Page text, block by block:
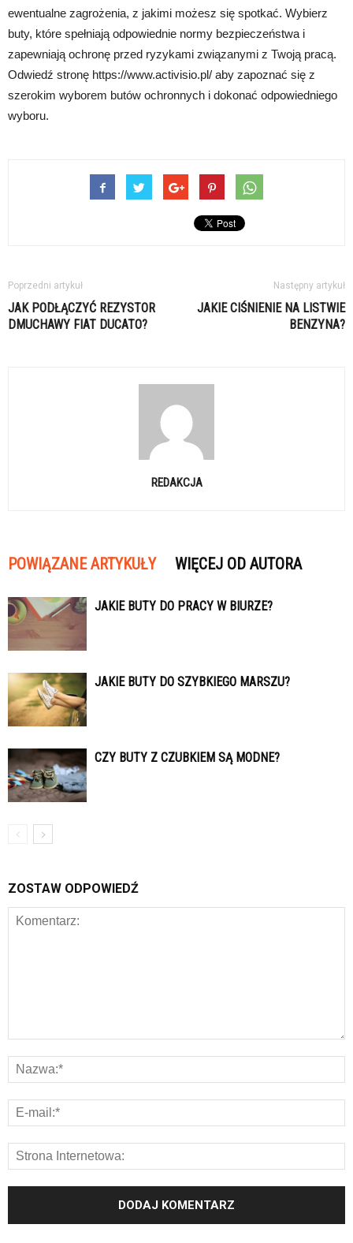
ewentualne zagrożenia, z jakimi możesz się spotkać. Wybierz
buty, które spełniają odpowiednie normy bezpieczeństwa i
zapewniają ochronę przed ryzykami związanymi z Twoją pracą.
Odwiedź stronę https://www.activisio.pl/ aby zapoznać się z
szerokim wyborem butów ochronnych i dokonać odpowiedniego
wyboru.
Poprzedni artykuł
JAK PODŁĄCZYĆ REZYSTOR
DMUCHAWY FIAT DUCATO?
Następny artykuł
JAKIE CIŚNIENIE NA LISTWIE
BENZYNA?
REDAKCJA
POWIĄZANE ARTYKUŁY WIĘCEJ OD AUTORA
JAKIE BUTY DO PRACY W BIURZE?
JAKIE BUTY DO SZYBKIEGO MARSZU?
CZY BUTY Z CZUBKIEM SĄ MODNE?
ZOSTAW ODPOWIEDŹ